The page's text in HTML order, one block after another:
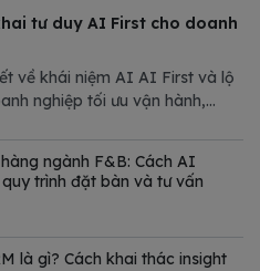
tư duy AI First cho doanh
về khái niệm AI AI First và lộ
nghiệp tối ưu vận hành,
ngành F&B: Cách AI
trình đặt bàn và tư vấn
là gì? Cách khai thác insight